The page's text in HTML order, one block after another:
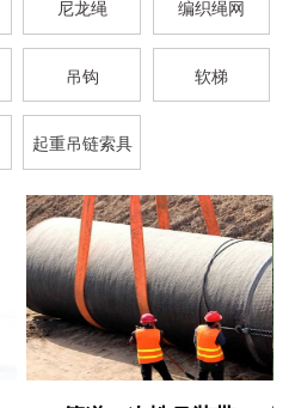
尼龙绳 编织绳网
吊钩 软梯
起重吊链索具